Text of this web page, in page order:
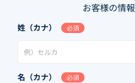
お客様の情報
姓（カナ） 必須
名（カナ） 必須